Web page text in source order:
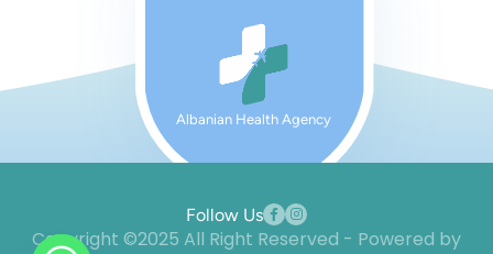
Albanian Health Agency
Follow Us
Copyright ©2025 All Right Reserved - Powered by